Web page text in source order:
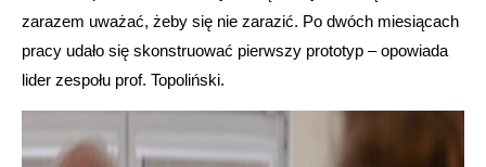
zarazem uważać, żeby się nie zarazić. Po dwóch miesiącach
pracy udało się skonstruować pierwszy prototyp – opowiada
lider zespołu prof. Topoliński.